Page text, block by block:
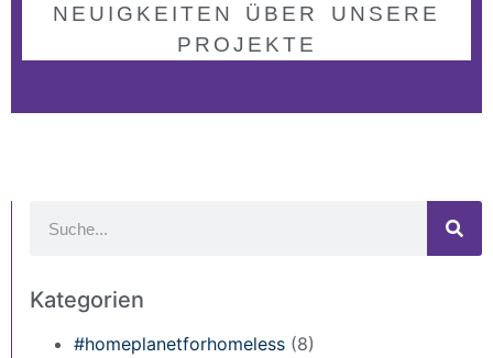
NEUIGKEITEN ÜBER UNSERE
PROJEKTE
Kategorien
#homeplanetforhomeless (8)